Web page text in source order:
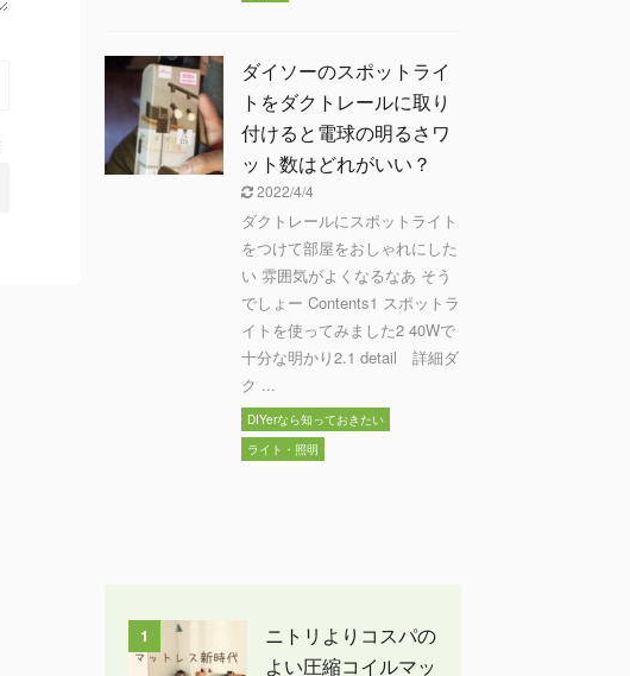
ダイソーのスポットライ
トをダクトレールに取り
付けると電球の明るさワ
ット数はどれがいい？
2022/4/4
ダクトレールにスポットライト
をつけて部屋をおしゃれにした
い 雰囲気がよくなるなあ そう
でしょー Contents1 スポットラ
イトを使ってみました2 40Wで
十分な明かり2.1 detail 詳細ダ
ク ...
DIYerなら知っておきたい
ライト・照明
1
ニトリよりコスパの
よい圧縮コイルマッ